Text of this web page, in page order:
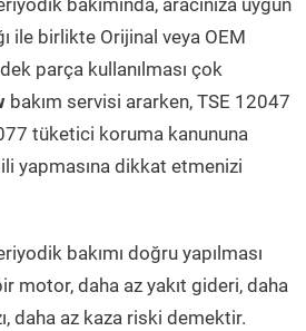
bakımında, aracınıza uygun
ile birlikte Orijinal veya OEM
parça kullanılması çok
bakım servisi ararken, TSE 12047
tüketici koruma kanununa
yapmasına dikkat etmenizi
bakımı doğru yapılması
motor, daha az yakıt gideri, daha
daha az kaza riski demektir.